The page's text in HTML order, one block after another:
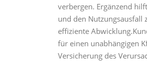
verbergen. Ergänzend
und den Nutzungsausfall
effiziente
für einen unabhängigen
Versicherung des